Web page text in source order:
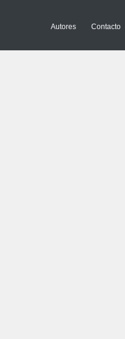
Autores Contacto